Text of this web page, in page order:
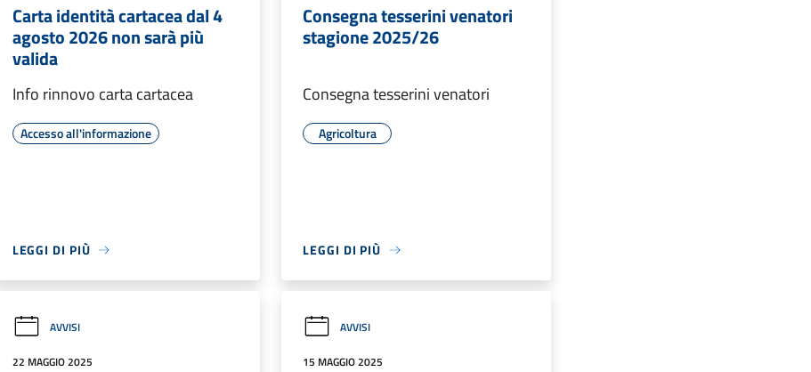
Carta identità cartacea dal 4
agosto 2026 non sarà più
valida
Info rinnovo carta cartacea
Accesso all'informazione
LEGGI DI PIÙ
Consegna tesserini venatori
stagione 2025/26
Consegna tesserini venatori
Agricoltura
LEGGI DI PIÙ
AVVISI
22 MAGGIO 2025
AVVISI
15 MAGGIO 2025